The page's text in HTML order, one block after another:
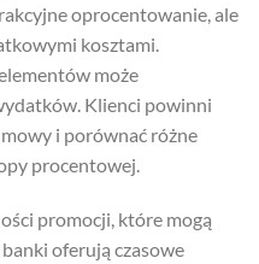
oprocentowanie, ale
kosztami.
może
Klienci powinni
i porównać różne
procentowej.
promocji, które mogą
oferują czasowe